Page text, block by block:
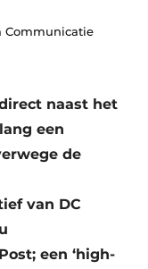
Communicatie
naast het
een
de
van DC
een ‘high-